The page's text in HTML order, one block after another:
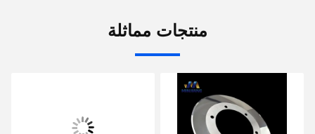
منتجات مماثلة